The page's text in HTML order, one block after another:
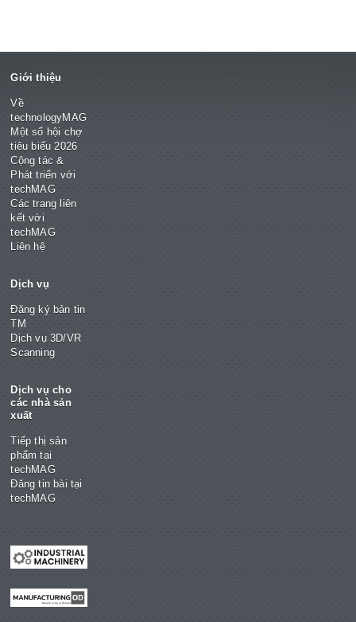
Giới thiệu
Về
technologyMAG
Một số hội chợ
tiêu biểu 2026
Cộng tác &
Phát triển với
techMAG
Các trang liên
kết với
techMAG
Liên hệ
Dịch vụ
Đăng ký bản tin
TM
Dịch vụ 3D/VR
Scanning
Dịch vụ cho
các nhà sản
xuất
Tiếp thị sản
phẩm tại
techMAG
Đăng tin bài tại
techMAG